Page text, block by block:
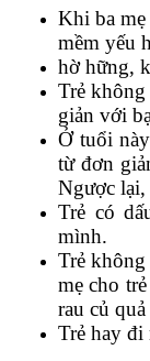
Khi ba mẹ
mềm yếu
hờ hững,
Trẻ
giản với
Ở tuổi
từ đơn
Ngược
Trẻ có
mình.
Trẻ
mẹ cho
rau củ
Trẻ hay đi